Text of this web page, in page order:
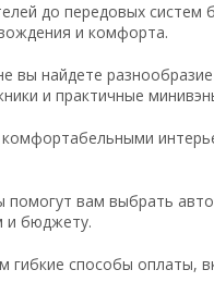
до передовых систем
и комфорта.
вы найдете
и практичные
помогут вам выбрать
и бюджету.
гибкие способы оплаты,